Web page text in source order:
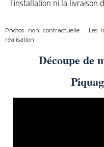
l’installation ni la livraison
Photos non contractuelle . Les
réalisation
Découpe de